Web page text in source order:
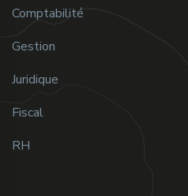
Comptabilité
Gestion
Juridique
Fiscal
RH